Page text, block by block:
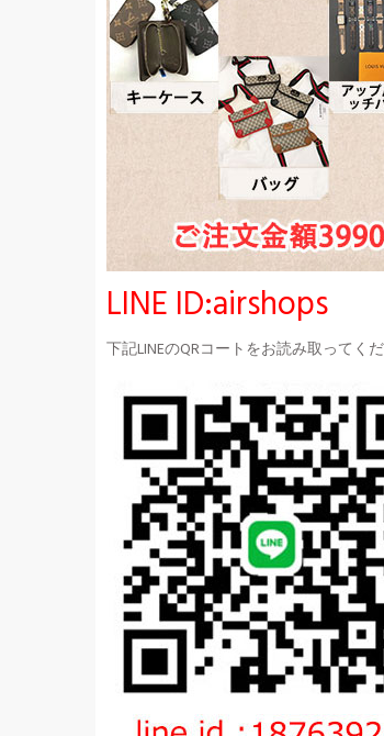
LINE ID:airshops
下記LINEのQRコートをお読み取ってく